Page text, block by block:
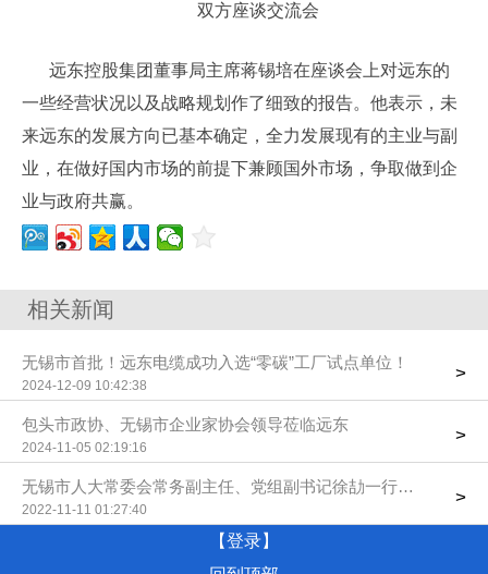
双方座谈交流会
远东控股集团董事局主席蒋锡培在座谈会上对远东的
一些经营状况以及战略规划作了细致的报告。他表示，未
来远东的发展方向已基本确定，全力发展现有的主业与副
业，在做好国内市场的前提下兼顾国外市场，争取做到企
业与政府共赢。
相关新闻
无锡市首批！远东电缆成功入选“零碳”工厂试点单位！
2024-12-09 10:42:38
>
包头市政协、无锡市企业家协会领导莅临远东
2024-11-05 02:19:16
>
无锡市人大常委会常务副主任、党组副书记徐劼一行莅临远东控
2022-11-11 01:27:40
>
【登录】